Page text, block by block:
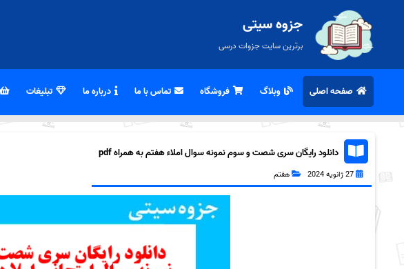
جزوه سیتی
برترین سایت جزوات درسی
صفحه اصلی وبلاگ فروشگاه تماس با ما درباره ما تبلیغات
دانلود رایگان سری شصت و سوم نمونه سوال املاء هفتم به همراه pdf
27 ژانویه 2024 هفتم